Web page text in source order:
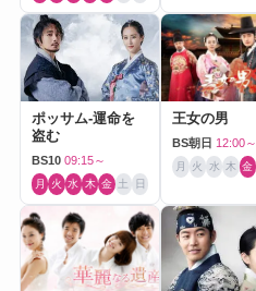
ポッサム-運命を
盗む
BS10 09:15～
月 火 水 木 金 土 日
王女の男
BS朝日 12:00～
月 火 水 木 金